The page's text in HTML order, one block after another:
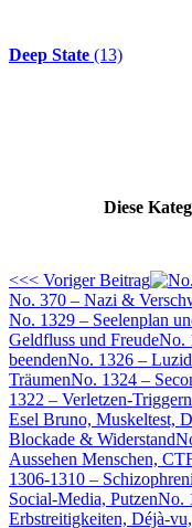
Deep State (13)
Diese
<<< Voriger Beitrag
No. 370 – Nazi &
No. 1329 – Seelenplan
Geldfluss und FreudeNo.
beendenNo. 1326 –
TräumenNo. 1324 –
1322 – Verletzen-Triggern
Esel Bruno, Muskeltest,
Blockade & Widerstand
Aussehen Menschen,
1306-1310 –
Social-Media, PutzenNo.
Erbstreitigkeiten, Déjà-